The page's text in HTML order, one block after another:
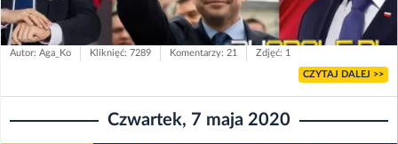
Autor: Aga_Ko Kliknięć: 7289 Komentarzy: 21 Zdjęć: 1
CZYTAJ DALEJ >>
Czwartek, 7 maja 2020